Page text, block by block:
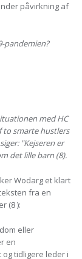
påvirkning af
pandemien?
med HC
to smarte hustlers
"Kejseren er
det lille barn (8).
Wodarg et klart
fra en
(8 ):
eller
en
tidligere leder i